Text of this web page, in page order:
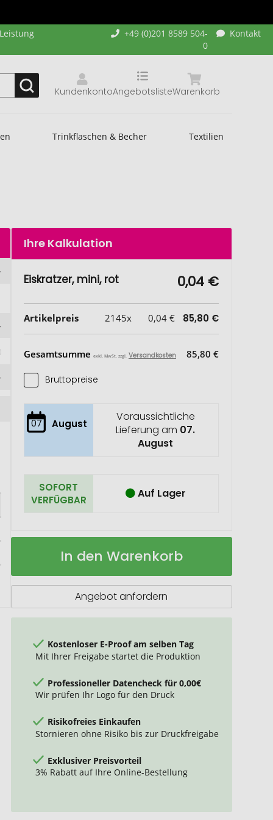
+49 (0)201 8589 504-
0
Kontakt
Kundenkonto Warenkorb
Angebotsliste
Trinkflaschen & Becher Textilien
Ihre Kalkulation
Eiskratzer, mini, rot 0,04 €
Artikelpreis 2145x 0,04 € 85,80 €
Gesamtsumme exkl. MwSt. zzgl. Versandkosten 85,80 €
Bruttopreise
07 August
Voraussichtliche
Lieferung am 07.
August
SOFORT
VERFÜGBAR
Auf Lager
Eiskratzer,
Auf
In den Warenkorb
Angebot anfordern
Kostenloser E-Proof am selben Tag
Mit Ihrer Freigabe startet die Produktion
Professioneller Datencheck für 0,00€
Wir prüfen Ihr Logo für den Druck
Risikofreies Einkaufen
Stornieren ohne Risiko bis zur Druckfreigabe
Exklusiver Preisvorteil
3% Rabatt auf Ihre Online-Bestellung